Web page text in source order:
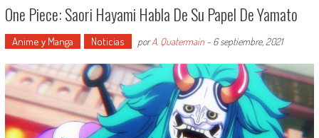
One Piece: Saori Hayami Habla De Su Papel De Yamato
Anime y Manga Noticias porA. Quatermain- 6 septiembre, 2021